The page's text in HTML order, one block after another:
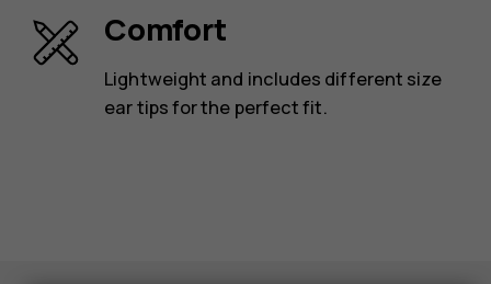
Comfort
Lightweight and includes different size
ear tips for the perfect fit.